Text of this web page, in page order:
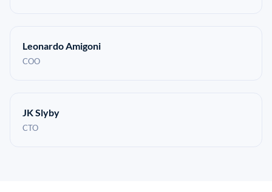
Leonardo Amigoni
COO
JK Slyby
CTO